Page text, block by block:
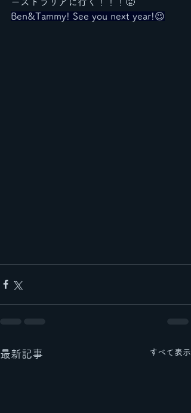
Ben&Tammy! See you next year!😉
最新記事 すべて表示